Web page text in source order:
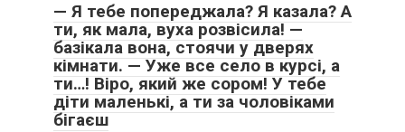
— Я тебе попереджала? Я казала? А
ти, як мала, вуха розвісила! —
базікала вона, стоячи у дверях
кімнати. — Уже все село в курсі, а
ти…! Віро, який же сором! У тебе
діти маленькі, а ти за чоловіками
бігаєш